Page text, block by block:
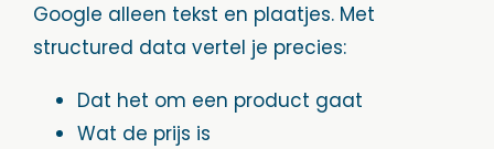
Google alleen tekst en plaatjes. Met
structured data vertel je precies:
Dat het om een product gaat
Wat de prijs is